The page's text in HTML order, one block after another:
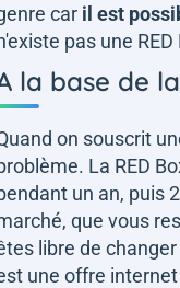
car il est
pas une RED
la base de
on souscrit
La RED
un an, puis
que vous
libre de
une offre